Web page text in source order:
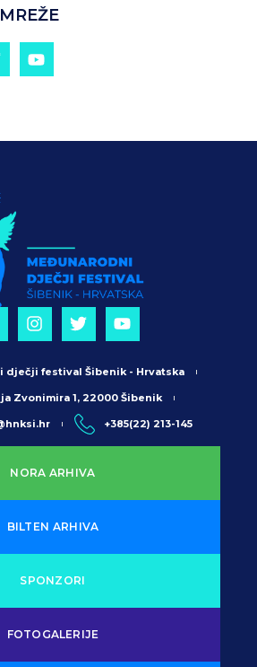
NORA ARHIVA
BILTEN ARHIVA
SPONZORI
FOTOGALERIJE
dječji festival Šibenik - Hrvatska
Zvonimira 1, 22000 Šibenik
+385(22) 213-145